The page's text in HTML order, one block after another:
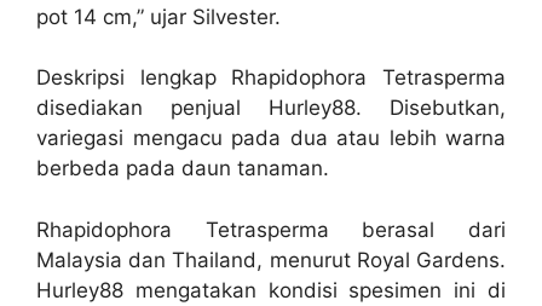
pot 14 cm,” ujar Silvester.
Deskripsi lengkap Rhapidophora Tetrasperma
disediakan penjual Hurley88. Disebutkan,
variegasi mengacu pada dua atau lebih warna
berbeda pada daun tanaman.
Rhapidophora Tetrasperma berasal dari
Malaysia dan Thailand, menurut Royal Gardens.
Hurley88 mengatakan kondisi spesimen ini di